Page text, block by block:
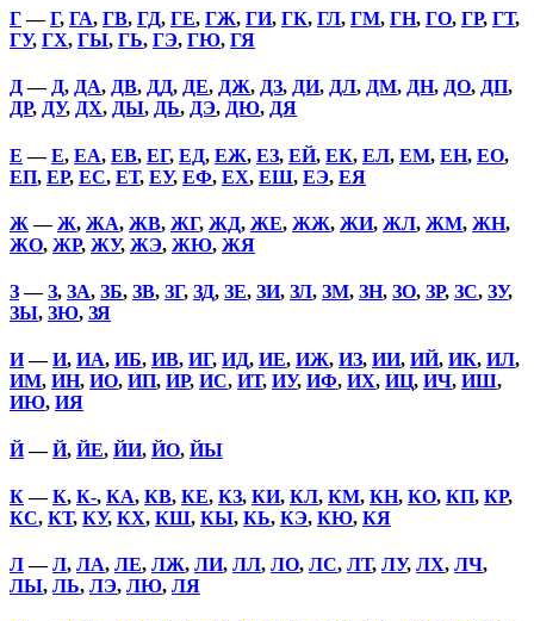
Г—Г, ГА, ГВ, ГД, ГЕ, ГЖ, ГИ, ГК, ГЛ, ГМ, ГН, ГО, ГР, ГТ,
ГУ, ГХ, ГЫ, ГЬ, ГЭ, ГЮ, ГЯ
Д— Д, ДА, ДВ, ДД, ДЕ, ДЖ, ДЗ, ДИ, ДЛ, ДМ, ДН, ДО, ДП,
ДР, ДУ, ДХ, ДЫ, ДЬ, ДЭ, ДЮ, ДЯ
Е —Е, ЕА, ЕВ, ЕГ, ЕД, ЕЖ, ЕЗ, ЕЙ, ЕК, ЕЛ, ЕМ, ЕН, ЕО,
ЕП, ЕР, ЕС, ЕТ, ЕУ, ЕФ, ЕХ, ЕШ, ЕЭ, ЕЯ
Ж —Ж, ЖА, ЖВ, ЖГ, ЖД, ЖЕ, ЖЖ, ЖИ, ЖЛ, ЖМ, ЖН,
ЖО, ЖР, ЖУ, ЖЭ, ЖЮ, ЖЯ
З—З, ЗА, ЗБ, ЗВ, ЗГ, ЗД, ЗЕ, ЗИ, ЗЛ, ЗМ, ЗН, ЗО, ЗР, ЗС, ЗУ,
ЗЫ, ЗЮ, ЗЯ
И—И, ИА, ИБ, ИВ, ИГ, ИД, ИЕ, ИЖ, ИЗ, ИИ, ИЙ, ИК, ИЛ,
ИМ, ИН, ИО, ИП, ИР, ИС, ИТ, ИУ, ИФ, ИХ, ИЦ, ИЧ, ИШ,
ИЮ, ИЯ
Й—Й, ЙЕ, ЙИ, ЙО, ЙЫ
К—К, К-, КА, КВ, КЕ, КЗ, КИ, КЛ, КМ, КН, КО, КП, КР,
КС, КТ, КУ, КХ, КШ, КЫ, КЬ, КЭ, КЮ, КЯ
Л—Л, ЛА, ЛЕ, ЛЖ, ЛИ, ЛЛ, ЛО, ЛС, ЛТ, ЛУ, ЛХ, ЛЧ,
ЛЫ, ЛЬ, ЛЭ, ЛЮ, ЛЯ